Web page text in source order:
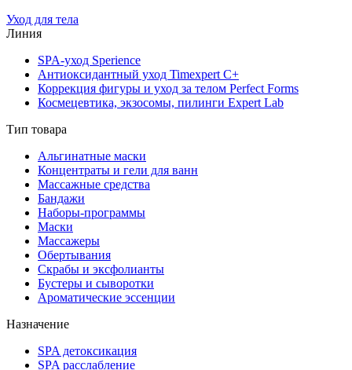
Уход для тела
Линия
SPA-уход Sperience
Антиоксидантный уход Timexpert C+
Коррекция фигуры и уход за телом Perfect Forms
Космецевтика, экзосомы, пилинги Expert Lab
Тип товара
Альгинатные маски
Концентраты и гели для ванн
Массажные средства
Бандажи
Наборы-программы
Маски
Массажеры
Обертывания
Скрабы и эксфолианты
Бустеры и сыворотки
Ароматические эссенции
Назначение
SPA детоксикация
SPA расслабление